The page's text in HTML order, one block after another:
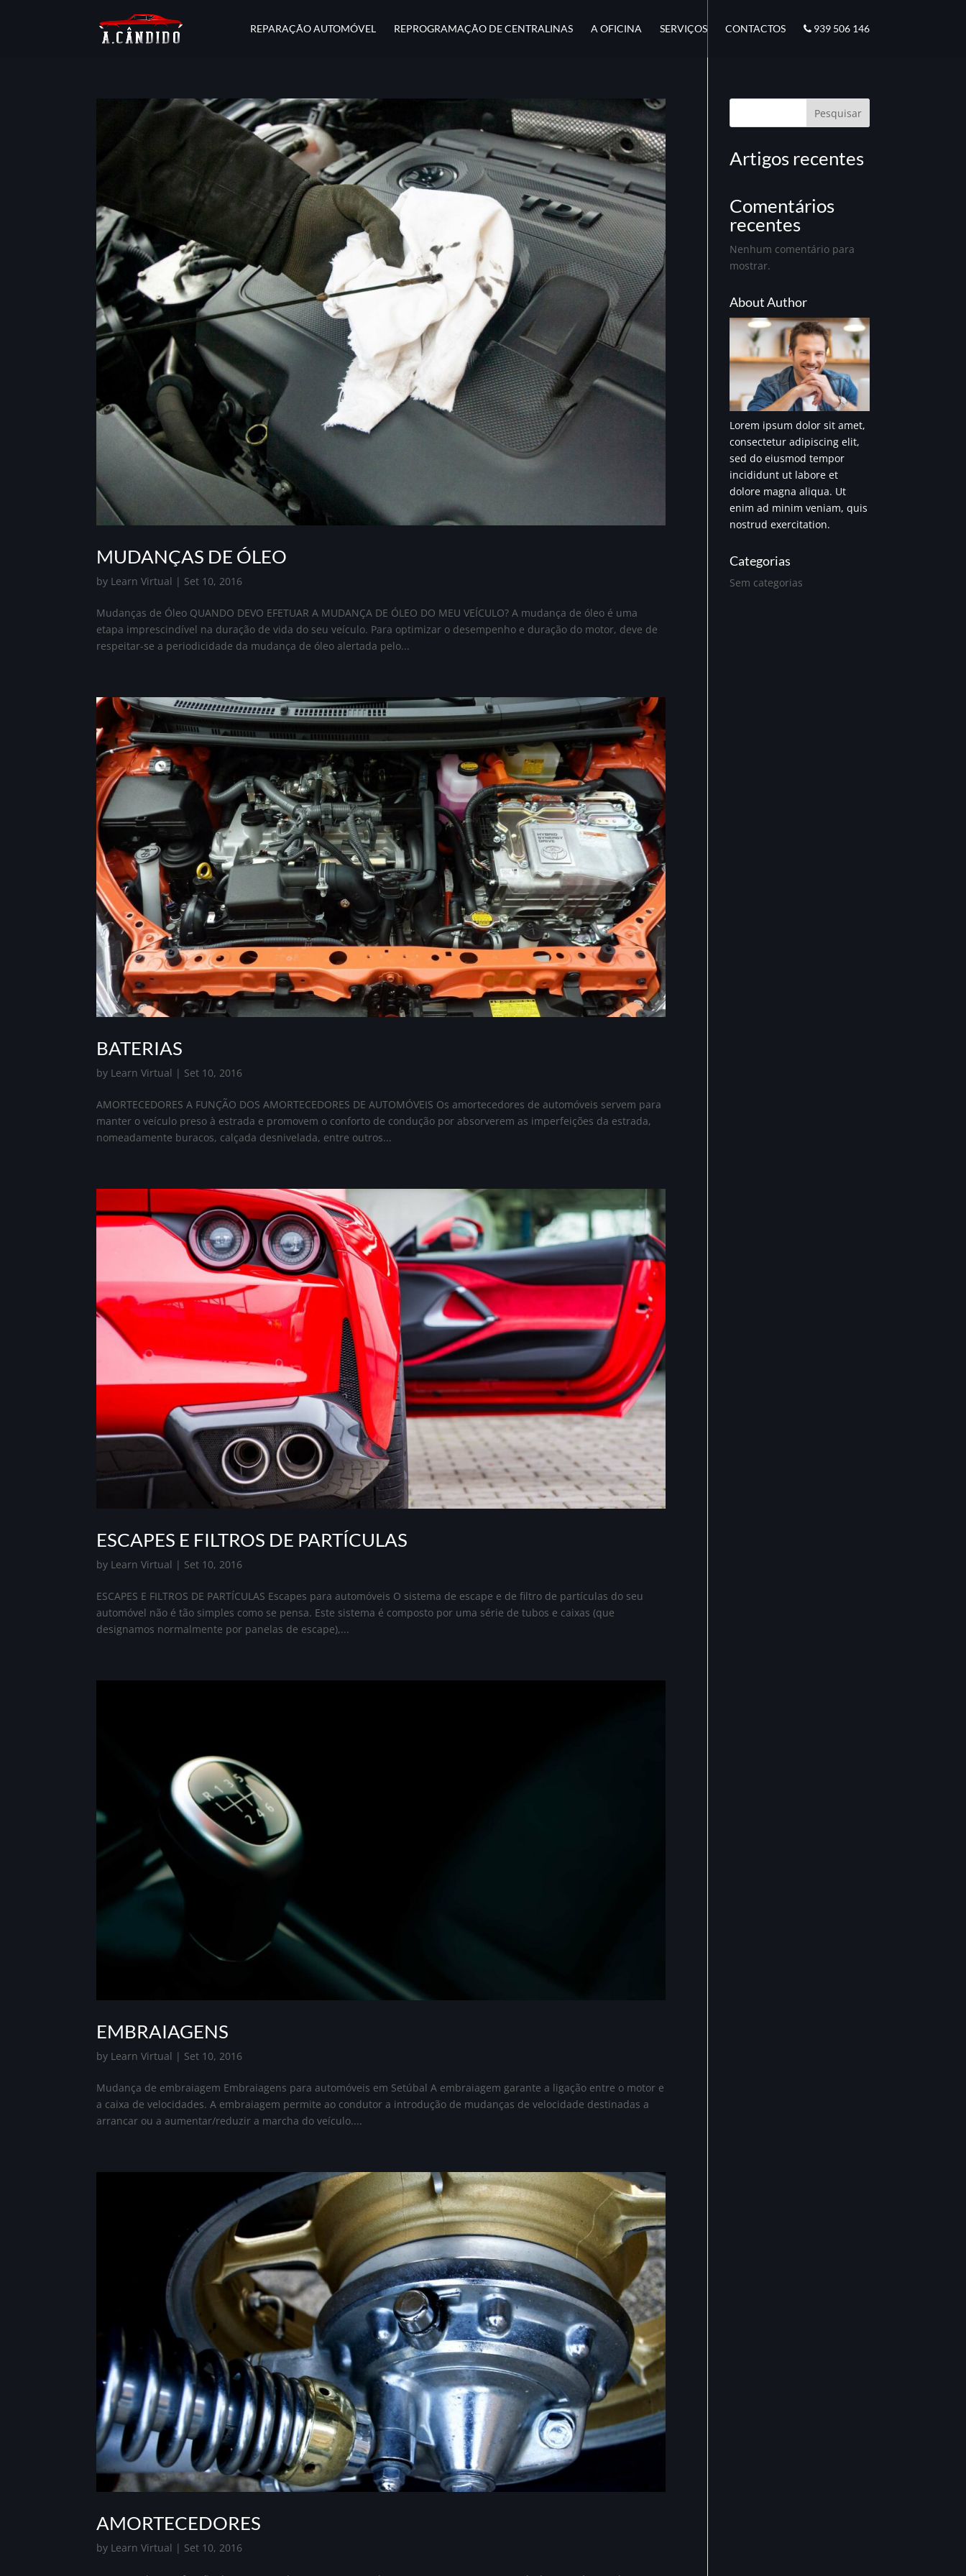
REPARAÇÃO AUTOMÓVEL REPROGRAMAÇÃO DE CENTRALINAS A OFICINA SERVIÇOS CONTACTOS 939 506 146
MUDANÇAS DE ÓLEO
by Learn Virtual | Set 10, 2016
Mudanças de Óleo QUANDO DEVO EFETUAR A MUDANÇA DE ÓLEO DO MEU VEÍCULO? A mudança de óleo é uma
etapa imprescindível na duração de vida do seu veículo. Para optimizar o desempenho e duração do motor, deve de
respeitar-se a periodicidade da mudança de óleo alertada pelo...
BATERIAS
by Learn Virtual | Set 10, 2016
AMORTECEDORES A FUNÇÃO DOS AMORTECEDORES DE AUTOMÓVEIS Os amortecedores de automóveis servem para
manter o veículo preso à estrada e promovem o conforto de condução por absorverem as imperfeições da estrada,
nomeadamente buracos, calçada desnivelada, entre outros...
ESCAPES E FILTROS DE PARTÍCULAS
by Learn Virtual | Set 10, 2016
ESCAPES E FILTROS DE PARTÍCULAS Escapes para automóveis O sistema de escape e de filtro de partículas do seu
automóvel não é tão simples como se pensa. Este sistema é composto por uma série de tubos e caixas (que
designamos normalmente por panelas de escape),...
EMBRAIAGENS
by Learn Virtual | Set 10, 2016
Mudança de embraiagem Embraiagens para automóveis em Setúbal A embraiagem garante a ligação entre o motor e
a caixa de velocidades. A embraiagem permite ao condutor a introdução de mudanças de velocidade destinadas a
arrancar ou a aumentar/reduzir a marcha do veículo....
AMORTECEDORES
by Learn Virtual | Set 10, 2016
Pesquisar
Artigos recentes
Comentários
recentes
Nenhum comentário para
mostrar.
About Author
Lorem ipsum dolor sit amet,
consectetur adipiscing elit,
sed do eiusmod tempor
incididunt ut labore et
dolore magna aliqua. Ut
enim ad minim veniam, quis
nostrud exercitation.
Categorias
Sem categorias